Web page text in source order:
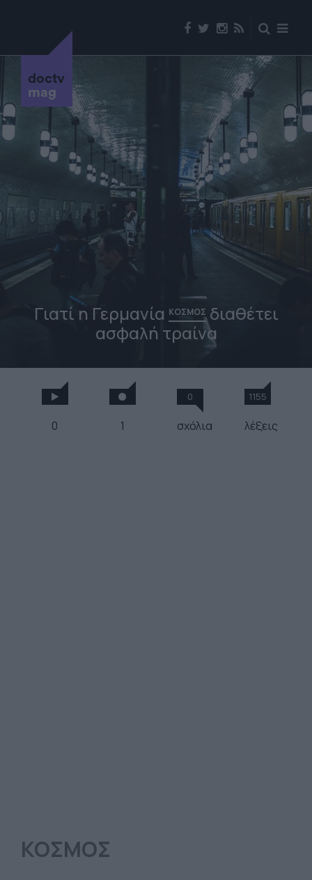
doctv
mag
Γιατί η Γερμανία ΚΟΣΜΟΣδιαθέτει
ασφαλή τραίνα
0 1
0
σχόλια
1155
λέξεις
ΚΟΣΜΟΣ